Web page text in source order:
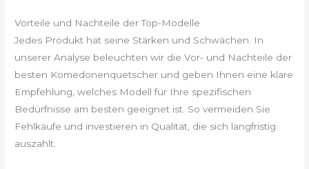
Vorteile und Nachteile der Top-Modelle
Jedes Produkt hat seine Stärken und Schwächen. In
unserer Analyse beleuchten wir die Vor- und Nachteile der
besten Komedonenquetscher und geben Ihnen eine klare
Empfehlung, welches Modell für Ihre spezifischen
Bedürfnisse am besten geeignet ist. So vermeiden Sie
Fehlkäufe und investieren in Qualität, die sich langfristig
auszahlt.